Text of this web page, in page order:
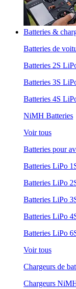
Batteries &
Batteries de
Batteries 2S
Batteries 3S
Batteries 4S
NiMH Batteries
Voir tous
Batteries pour
Batteries LiPo
Batteries LiPo
Batteries LiPo
Batteries LiPo
Batteries LiPo
Voir tous
Chargeurs de
Chargeurs